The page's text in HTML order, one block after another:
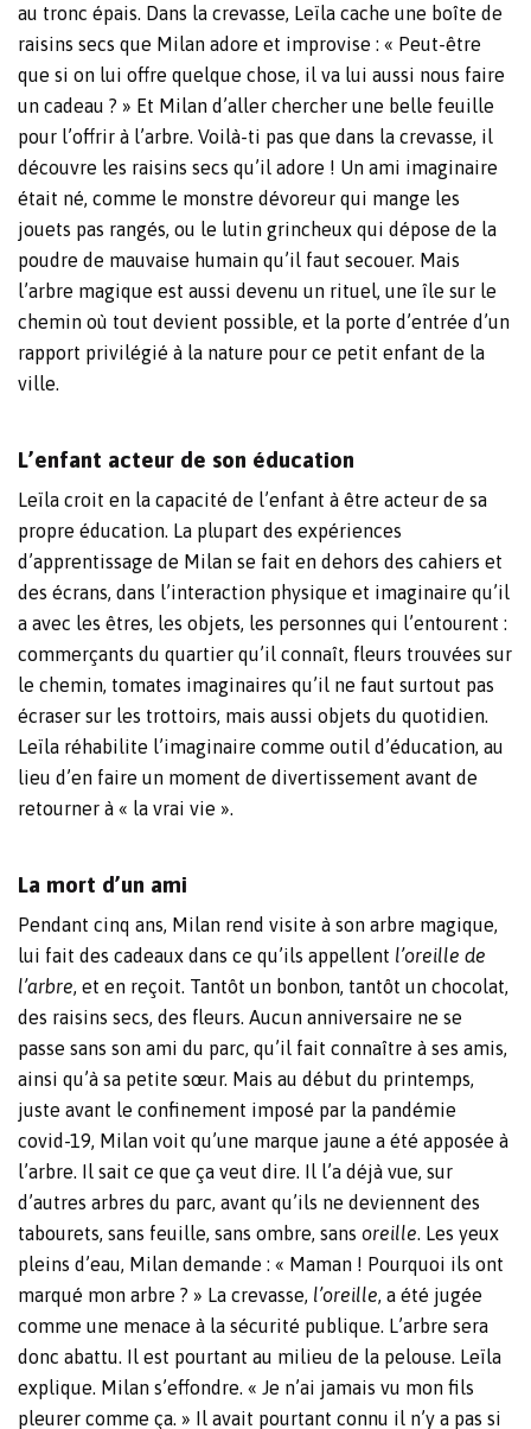
au tronc épais. Dans la crevasse, Leïla cache une boîte de
raisins secs que Milan adore et improvise : « Peut-être
que si on lui offre quelque chose, il va lui aussi nous faire
un cadeau ? » Et Milan d’aller chercher une belle feuille
pour l’offrir à l’arbre. Voilà-ti pas que dans la crevasse, il
découvre les raisins secs qu’il adore ! Un ami imaginaire
était né, comme le monstre dévoreur qui mange les
jouets pas rangés, ou le lutin grincheux qui dépose de la
poudre de mauvaise humain qu’il faut secouer. Mais
l’arbre magique est aussi devenu un rituel, une île sur le
chemin où tout devient possible, et la porte d’entrée d’un
rapport privilégié à la nature pour ce petit enfant de la
ville.
L’enfant acteur de son éducation
Leïla croit en la capacité de l’enfant à être acteur de sa
propre éducation. La plupart des expériences
d’apprentissage de Milan se fait en dehors des cahiers et
des écrans, dans l’interaction physique et imaginaire qu’il
a avec les êtres, les objets, les personnes qui l’entourent :
commerçants du quartier qu’il connaît, fleurs trouvées sur
le chemin, tomates imaginaires qu’il ne faut surtout pas
écraser sur les trottoirs, mais aussi objets du quotidien.
Leïla réhabilite l’imaginaire comme outil d’éducation, au
lieu d’en faire un moment de divertissement avant de
retourner à « la vrai vie ».
La mort d’un ami
Pendant cinq ans, Milan rend visite à son arbre magique,
lui fait des cadeaux dans ce qu’ils appellent l’oreille de
l’arbre, et en reçoit. Tantôt un bonbon, tantôt un chocolat,
des raisins secs, des fleurs. Aucun anniversaire ne se
passe sans son ami du parc, qu’il fait connaître à ses amis,
ainsi qu’à sa petite sœur. Mais au début du printemps,
juste avant le confinement imposé par la pandémie
covid-19, Milan voit qu’une marque jaune a été apposée à
l’arbre. Il sait ce que ça veut dire. Il l’a déjà vue, sur
d’autres arbres du parc, avant qu’ils ne deviennent des
tabourets, sans feuille, sans ombre, sans oreille. Les yeux
pleins d’eau, Milan demande : « Maman ! Pourquoi ils ont
marqué mon arbre ? » La crevasse, l’oreille, a été jugée
comme une menace à la sécurité publique. L’arbre sera
donc abattu. Il est pourtant au milieu de la pelouse. Leïla
explique. Milan s’effondre. « Je n’ai jamais vu mon fils
pleurer comme ça. » Il avait pourtant connu il n’y a pas si